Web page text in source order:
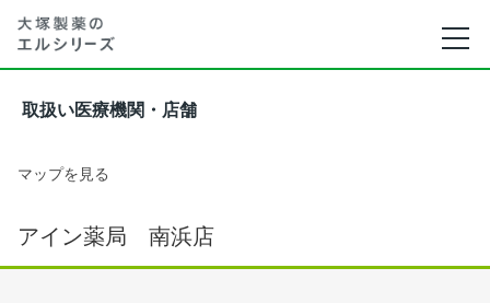
取扱い医療機関・店舗
マップを見る
アイン薬局 南浜店